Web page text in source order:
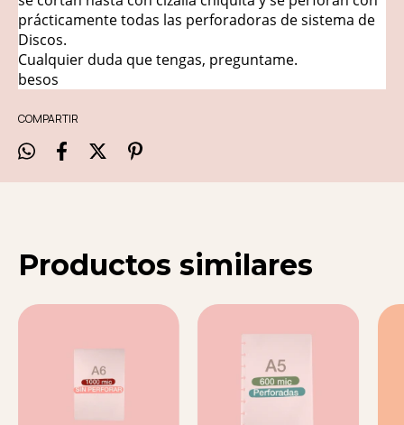
prácticamente todas las perforadoras de sistema de
Discos.
Cualquier duda que tengas, preguntame.
besos
COMPARTIR
Productos similares